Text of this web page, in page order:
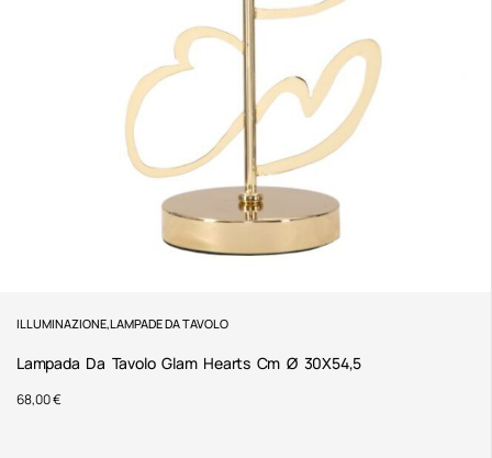
ILLUMINAZIONE,LAMPADE DA TAVOLO
Lampada Da Tavolo Glam Hearts Cm Ø 30X54,5
68,00€